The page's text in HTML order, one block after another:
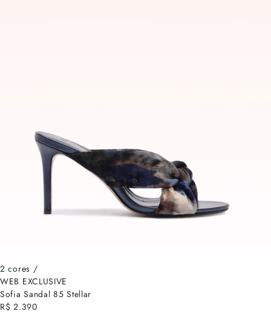
2 cores /
WEB EXCLUSIVE
Sofia Sandal 85 Stellar
R$ 2.390